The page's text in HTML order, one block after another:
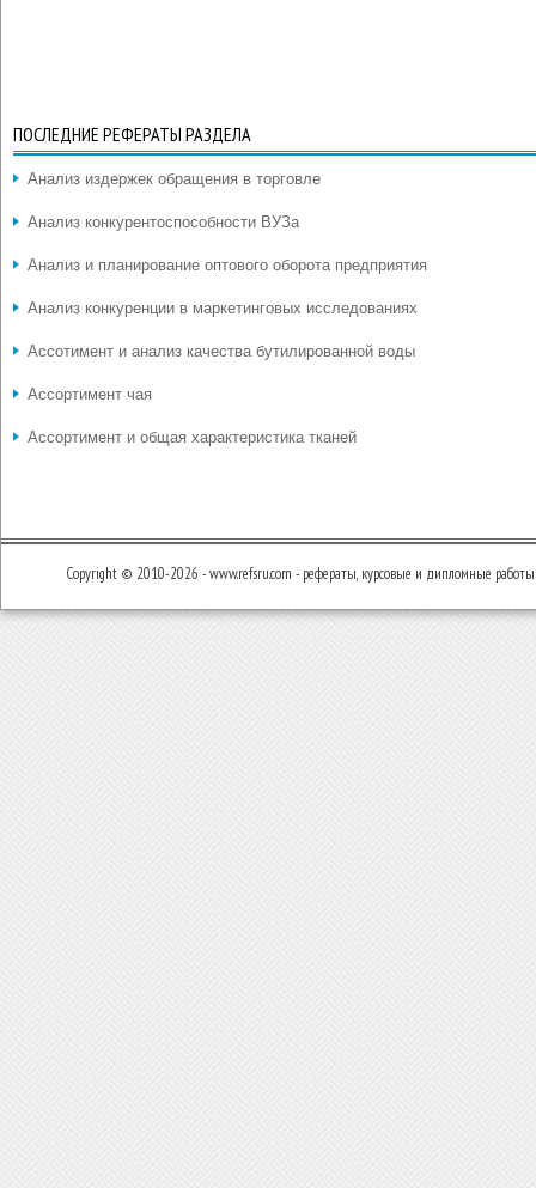
ПОСЛЕДНИЕ РЕФЕРАТЫ РАЗДЕЛА
Анализ издержек обращения в торговле
Анализ конкурентоспособности ВУЗа
Анализ и планирование оптового оборота предприятия
Анализ конкуренции в маркетинговых исследованиях
Ассотимент и анализ качества бутилированной воды
Ассортимент чая
Ассортимент и общая характеристика тканей
Copyright © 2010-2026 - www.refsru.com - рефераты, курсовые и дипломные работы